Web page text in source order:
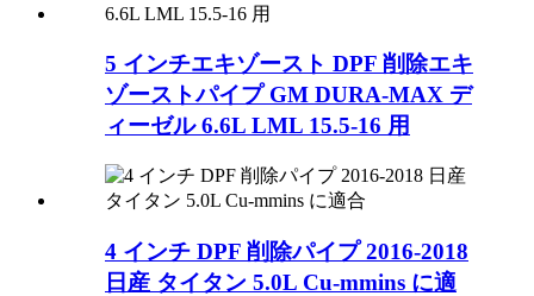
5 インチエキゾースト DPF 削除エキ
ゾーストパイプ GM DURA-MAX デ
ィーゼル 6.6L LML 15.5-16 用
4 インチ DPF 削除パイプ 2016-2018
日産 タイタン 5.0L Cu-mmins に適